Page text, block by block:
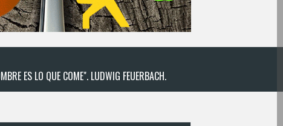
ES LO QUE COME". LUDWIG FEUERBACH.